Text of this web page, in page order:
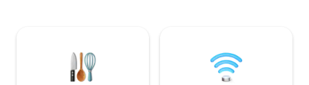
bağlantı kurmak için tasarlanmış güzel
alanlarda gevşeyin.
seyahat edenler,
konaklamalar için